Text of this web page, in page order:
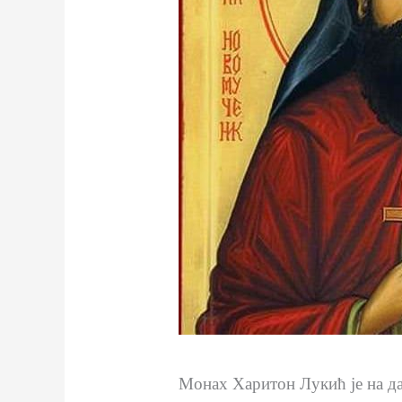
Монах Харитон Лукић је на